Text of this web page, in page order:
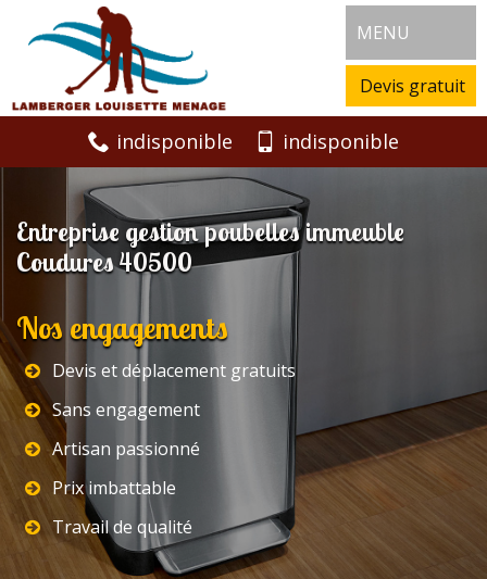
MENU
Devis gratuit
indisponible indisponible
Entreprise gestion poubelles immeuble
Coudures 40500
Nos engagements
Devis et déplacement gratuits
Sans engagement
Artisan passionné
Prix imbattable
Travail de qualité